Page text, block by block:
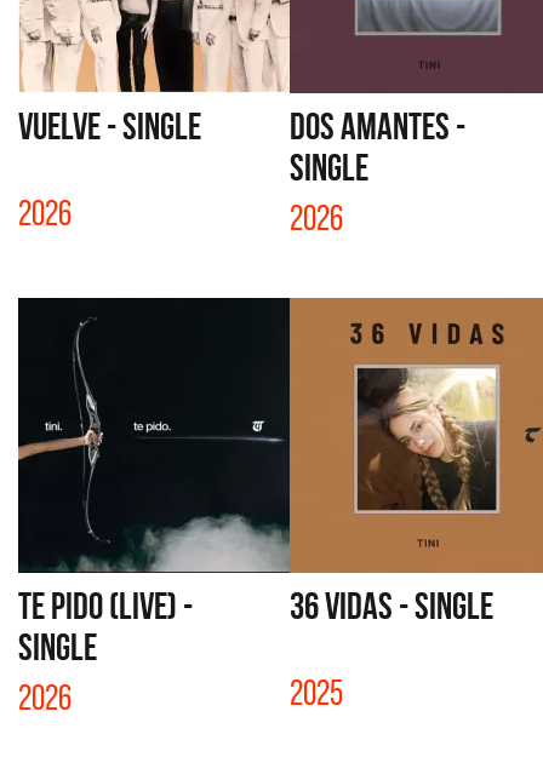
VUELVE - SINGLE
2026
DOS AMANTES -
SINGLE
2026
TE PIDO (LIVE) -
SINGLE
2026
36 VIDAS - SINGLE
2025